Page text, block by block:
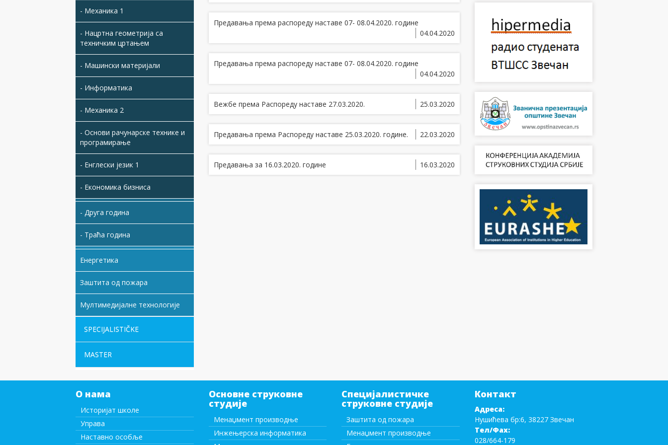
- Механика 1
- Нацртна геометрија са
техничким цртањем
- Машински материјали
- Информатика
- Механика 2
- Основи рачунарске технике и
програмирање
- Енглески језик 1
- Економика бизниса
- Друга година
- Траћа година
Енергетика
Заштита од пожара
Мултимедијалне технологије
SPECIJALISTIČKE
MASTER
Предавања прeмa рaспoрeду нaстaвe 07- 08.04.2020. гoдинe
04.04.2020
Предавања прeмa рaспoрeду нaстaвe 07- 08.04.2020. гoдинe
04.04.2020
Вeжбe прeмa Рaспoрeду нaстaвe 27.03.2020. 25.03.2020
Прeдaвaњa прeмa Рaспoрeду нaстaвe 25.03.2020. гoдинe. 22.03.2020
Предавања за 16.03.2020. године 16.03.2020
О нама
Историјат школе
Управа
Наставно особље
Основне струковне
студије
Менаџмент производње
Инжењерска информатика
Специјалистичке
струковне студије
Заштита од пожара
Менаџмент производње
Контакт
Адреса:
Нушићева бр:6, 38227 Звечан
Тел/Фаx:
028/664-179